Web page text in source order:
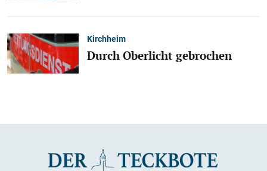
Kirchheim
Durch Oberlicht gebrochen